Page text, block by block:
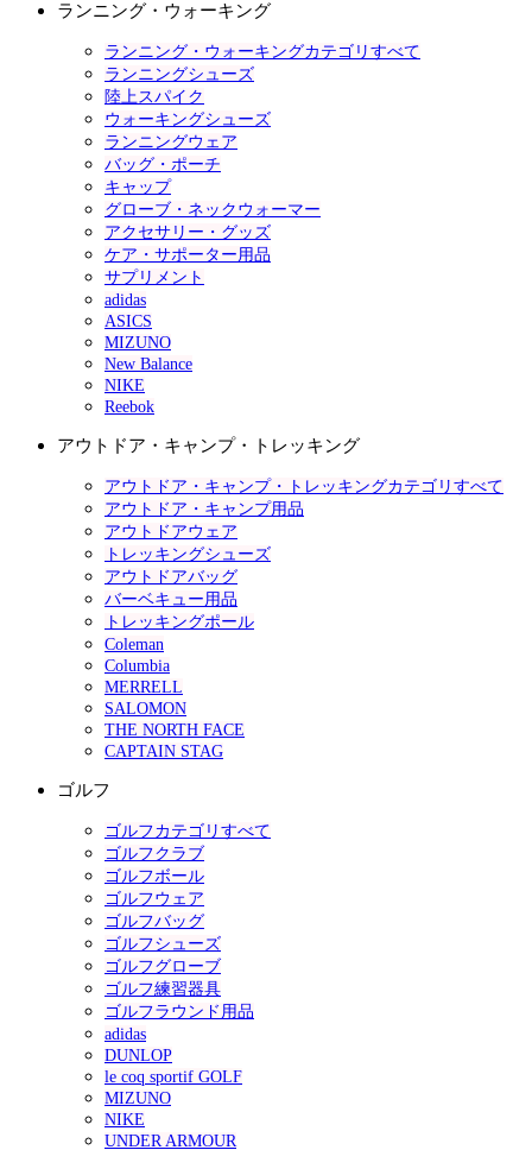
ランニング・ウォーキング
ランニング・ウォーキングカテゴリすべて
ランニングシューズ
陸上スパイク
ウォーキングシューズ
ランニングウェア
バッグ・ポーチ
キャップ
グローブ・ネックウォーマー
アクセサリー・グッズ
ケア・サポーター用品
サプリメント
adidas
ASICS
MIZUNO
New Balance
NIKE
Reebok
アウトドア・キャンプ・トレッキング
アウトドア・キャンプ・トレッキングカテゴリすべて
アウトドア・キャンプ用品
アウトドアウェア
トレッキングシューズ
アウトドアバッグ
バーベキュー用品
トレッキングポール
Coleman
Columbia
MERRELL
SALOMON
THE NORTH FACE
CAPTAIN STAG
ゴルフ
ゴルフカテゴリすべて
ゴルフクラブ
ゴルフボール
ゴルフウェア
ゴルフバッグ
ゴルフシューズ
ゴルフグローブ
ゴルフ練習器具
ゴルフラウンド用品
adidas
DUNLOP
le coq sportif GOLF
MIZUNO
NIKE
UNDER ARMOUR